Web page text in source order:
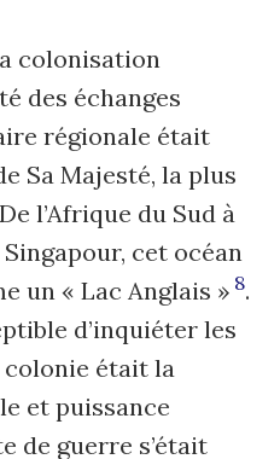
colonisation
des échanges
régionale était
Sa Majesté, la plus
l’Afrique du Sud à
Singapour, cet océan
un « Lac Anglais » 8.
d’inquiéter les
était la
et puissance
de guerre s’était